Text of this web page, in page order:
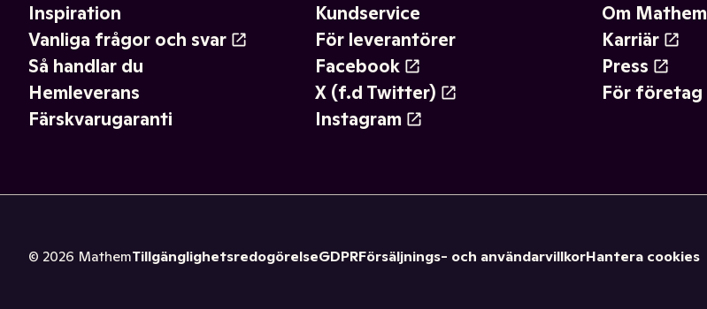
Inspiration
Vanliga frågor och svar
Så handlar du
Hemleverans
Färskvarugaranti
Kundservice
För leverantörer
Facebook
X (f.d Twitter)
Instagram
Om Mathem
Karriär
Press
För företag
© 2026 MathemTillgänglighetsredogörelseGDPRFörsäljnings- och användarvillkorHantera cookies